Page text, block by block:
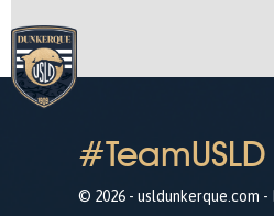
#TeamUSLD
© 2026 - usldunkerque.com -